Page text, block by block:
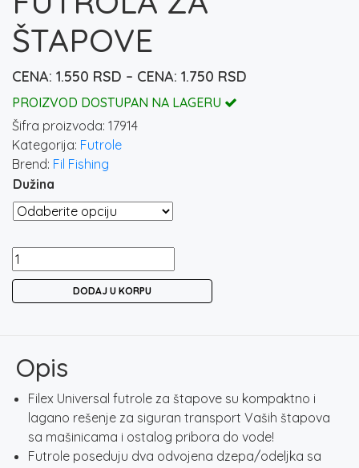
ŠTAPOVE
1.550 RSD – 1.750 RSD
PROIZVOD DOSTUPAN NA LAGERU
Šifra proizvoda: 17914
Kategorija: Futrole
Brend: Fil Fishing
Dužina
FILEX
UNIVERSAL
ZA
ŠTAPOVE
količina
DODAJ U KORPU
Opis
Filex Universal futrole za štapove su kompaktno i
lagano rešenje za siguran transport Vaših štapova
sa mašinicama i ostalog pribora do vode!
Futrole poseduju dva odvojena dzepa/odeljka sa